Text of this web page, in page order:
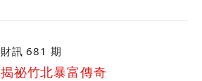
財訊 681 期
揭祕竹北暴富傳奇